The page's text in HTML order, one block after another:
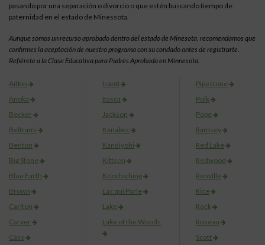
pasando por una separación o divorcio o que estén buscando tiempo de
paternidad en el estado de Minessota.
Aunque somos un recurso aprobado dentro del estado de Minesota, recomendamos que
confirmes la aceptación de nuestro programa con su condado antes de registrarte.
Refiérete a la Clase Educativa para Padres Aprobada en Minnesota.
Aitkin
Anoka
Becker
Beltrami
Benton
Big Stone
Blue Earth
Brown
Carlton
Carver
Cass
Isanti
Itasca
Jackson
Kanabec
Kandiyohi
Kittson
Koochiching
Lac qui Parle
Lake
Lake of the Woods
Pipestone
Polk
Pope
Ramsey
Red Lake
Redwood
Renville
Rice
Rock
Roseau
Scott